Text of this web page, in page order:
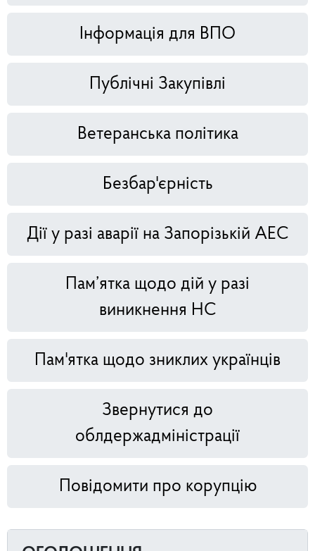
Інформація для ВПО
Публічні Закупівлі
Ветеранська політика
Безбар'єрність
Дії у разі аварії на Запорізькій АЕС
Пам’ятка щодо дій у разі
виникнення НС
Пам'ятка щодо зниклих українців
Звернутися до
облдержадміністрації
Повідомити про корупцію